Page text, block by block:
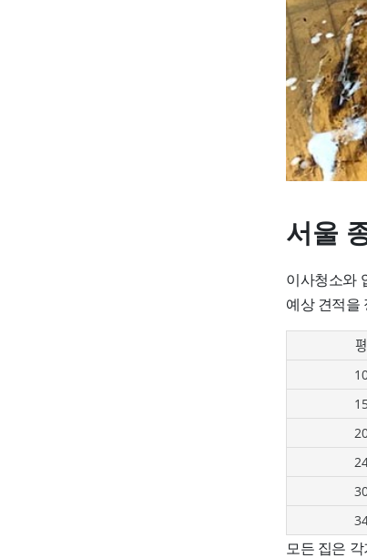
서울
이사청소와
예상 견적을
모든 집은